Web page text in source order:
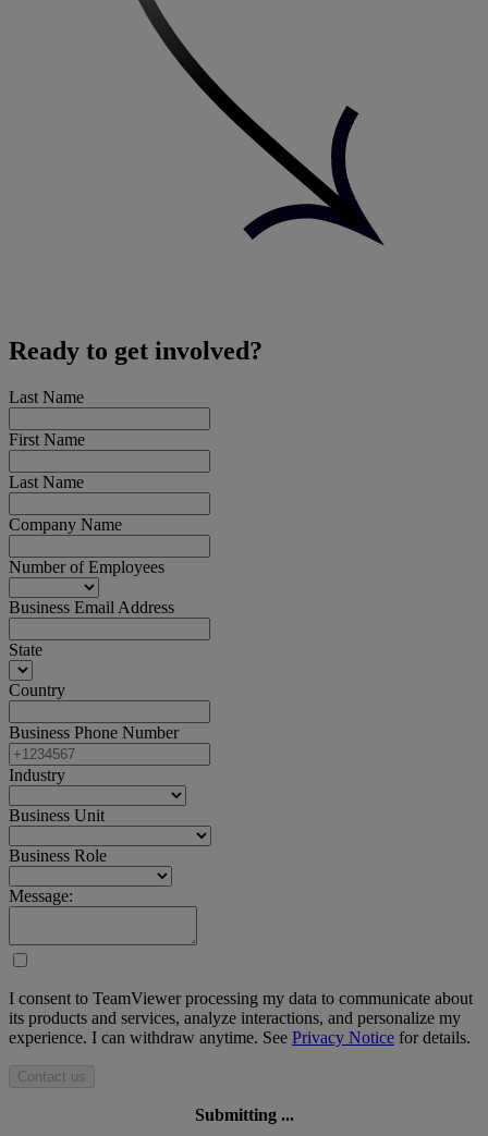
Ready to get involved?
Last Name
First Name
Last Name
Company Name
Number of Employees
Business Email Address
State
Country
Business Phone Number
Industry
Business Unit
Business Role
Message:
I consent to TeamViewer processing my data to communicate about
its products and services, analyze interactions, and personalize my
experience. I can withdraw anytime. See Privacy Notice for details.
Contact us
Submitting ...